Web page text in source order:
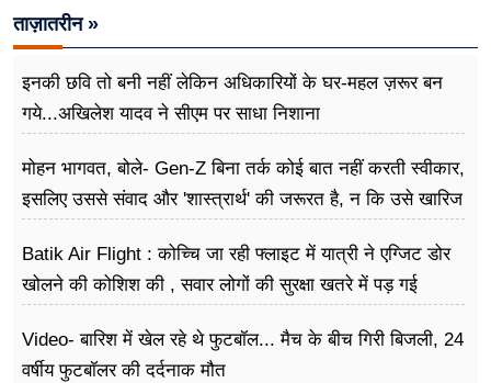
ताज़ातरीन »
इनकी छवि तो बनी नहीं लेकिन अधिकारियों के घर-महल ज़रूर बन
गये...अखिलेश यादव ने सीएम पर साधा​ निशाना
मोहन भागवत, बोले- Gen-Z बिना तर्क कोई बात नहीं करती स्वीकार,
इसलिए उससे संवाद और 'शास्त्रार्थ' की जरूरत है, न कि उसे खारिज
Batik Air Flight : कोच्चि जा रही फ्लाइट में यात्री ने एग्जिट डोर
खोलने की कोशिश की , सवार लोगों की सुरक्षा खतरे में पड़ गई
Video- बारिश में खेल रहे थे फुटबॉल... मैच के बीच गिरी बिजली, 24
वर्षीय फुटबॉलर की दर्दनाक मौत